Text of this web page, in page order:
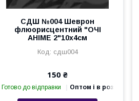
СДШ №004 Шеврон
флюорисцентний "ОЧІ
АНІМЕ 2"10х4см
сдш004
150 ₴
Готово до відправки Оптом і в роздріб